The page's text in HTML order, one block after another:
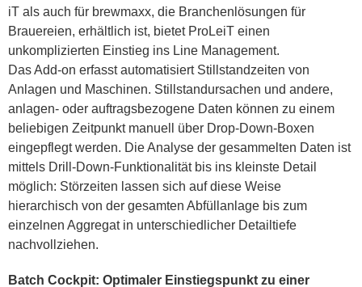
iT als auch für brewmaxx, die Branchenlösungen für
Brauereien, erhältlich ist, bietet ProLeiT einen
unkomplizierten Einstieg ins Line Management.
Das Add-on erfasst automatisiert Stillstandzeiten von
Anlagen und Maschinen. Stillstandursachen und andere,
anlagen- oder auftragsbezogene Daten können zu einem
beliebigen Zeitpunkt manuell über Drop-Down-Boxen
eingepflegt werden. Die Analyse der gesammelten Daten ist
mittels Drill-Down-Funktionalität bis ins kleinste Detail
möglich: Störzeiten lassen sich auf diese Weise
hierarchisch von der gesamten Abfüllanlage bis zum
einzelnen Aggregat in unterschiedlicher Detailtiefe
nachvollziehen.
Batch Cockpit: Optimaler Einstiegspunkt zu einer